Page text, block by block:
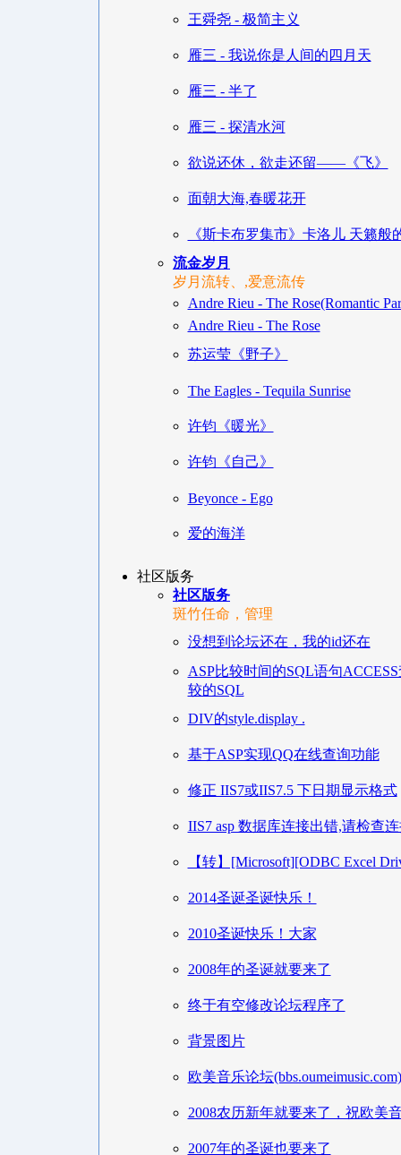
王舜尧 - 极简主义
雁三 - 我说你是人间的四月天
雁三 - 半了
雁三 - 探清水河
欲说还休，欲走还留——《飞》
面朝大海,春暖花开
《斯卡布罗集市》卡洛儿 天籁般
流金岁月
岁月流转、,爱意流传
Andre Rieu - The Rose(Romantic
Andre Rieu - The Rose
苏运莹《野子》
The Eagles - Tequila Sunrise
许钧《暖光》
许钧《自己》
Beyonce - Ego
爱的海洋
社区版务
社区版务
斑竹任命，管理
没想到论坛还在，我的id还在
ASP比较时间的SQL语句
较的SQL
DIV的style.display .
基于ASP实现QQ在线查询功能
修正 IIS7或IIS7.5 下日期显示格式
IIS7 asp 数据库连接出错,请检查
【转】[Microsoft][ODBC Excel
2014圣诞圣诞快乐！
2010圣诞快乐！大家
2008年的圣诞就要来了
终于有空修改论坛程序了
背景图片
欧美音乐论坛
2008农历新年就要来了，祝欧美
2007年的圣诞也要来了